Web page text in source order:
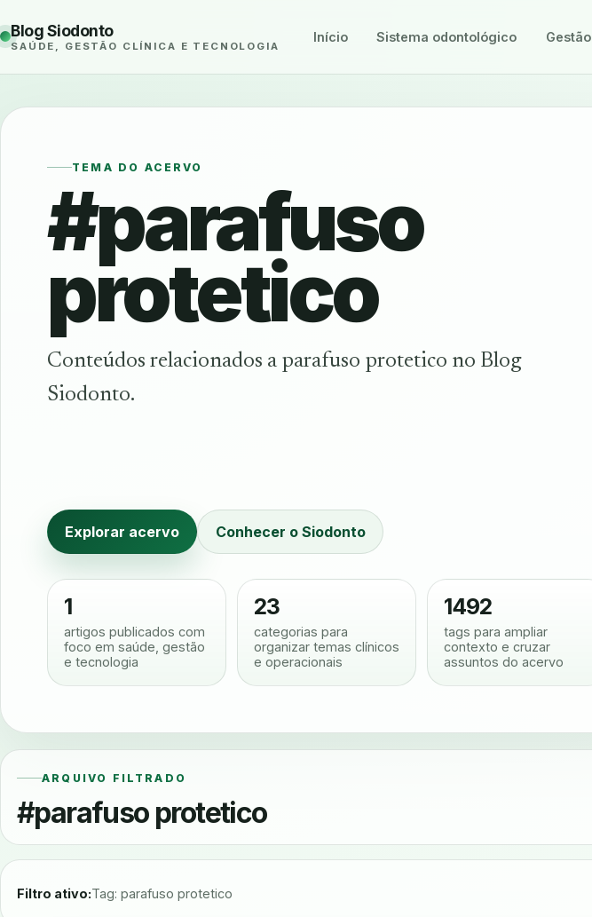
Blog Siodonto
SAÚDE, GESTÃO CLÍNICA E TECNOLOGIA
Início Sistema odontológico Gestão
TEMA DO ACERVO
#parafuso
protetico
Conteúdos relacionados a parafuso protetico no Blog
Siodonto.
Explorar acervo Conhecer o Siodonto
1
artigos publicados com
foco em saúde, gestão
e tecnologia
23
categorias para
organizar temas clínicos
e operacionais
1492
tags para ampliar
contexto e cruzar
assuntos do acervo
ARQUIVO FILTRADO
#parafuso protetico
Filtro ativo:Tag: parafuso protetico